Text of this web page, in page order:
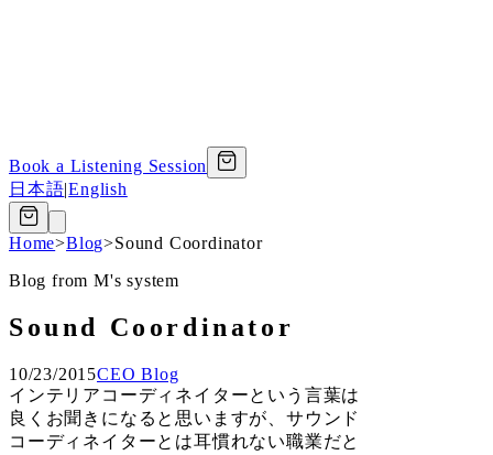
Book a Listening Session
日本語|English
Home>Blog>Sound Coordinator
Blog from M's system
Sound Coordinator
10/23/2015CEO Blog
インテリアコーディネイターという言葉は
良くお聞きになると思いますが、サウンド
コーディネイターとは耳慣れない職業だと